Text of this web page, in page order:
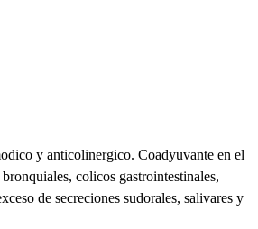
y anticolinergico. Coadyuvante en el
colicos gastrointestinales,
de secreciones sudorales, salivares y